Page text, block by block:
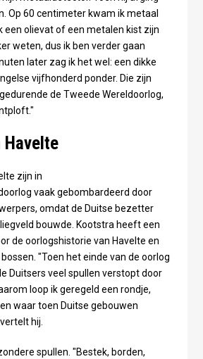
Op 60 centimeter kwam ik metaal
een olievat of een metalen kist zijn
weten, dus ik ben verder gaan
later zag ik het wel: een dikke
vijfhonderd ponder. Die zijn
de Tweede Wereldoorlog,
zijn in
vaak gebombardeerd door
omdat de Duitse bezetter
bouwde. Kootstra heeft een
de oorlogshistorie van Havelte en
"Toen het einde van de oorlog
Duitsers veel spullen verstopt door
loop ik geregeld een rondje,
waar toen Duitse gebouwen
hij.
spullen. "Bestek, borden,